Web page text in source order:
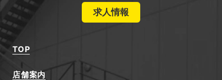
求人情報
TOP
店舗案内